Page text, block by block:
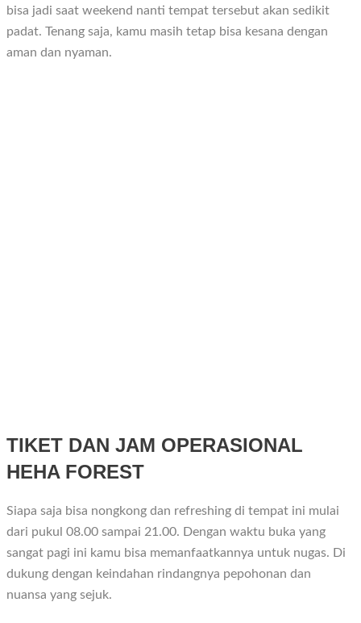
bisa jadi saat weekend nanti tempat tersebut akan sedikit
padat. Tenang saja, kamu masih tetap bisa kesana dengan
aman dan nyaman.
TIKET DAN JAM OPERASIONAL
HEHA FOREST
Siapa saja bisa nongkong dan refreshing di tempat ini mulai
dari pukul 08.00 sampai 21.00. Dengan waktu buka yang
sangat pagi ini kamu bisa memanfaatkannya untuk nugas. Di
dukung dengan keindahan rindangnya pepohonan dan
nuansa yang sejuk.